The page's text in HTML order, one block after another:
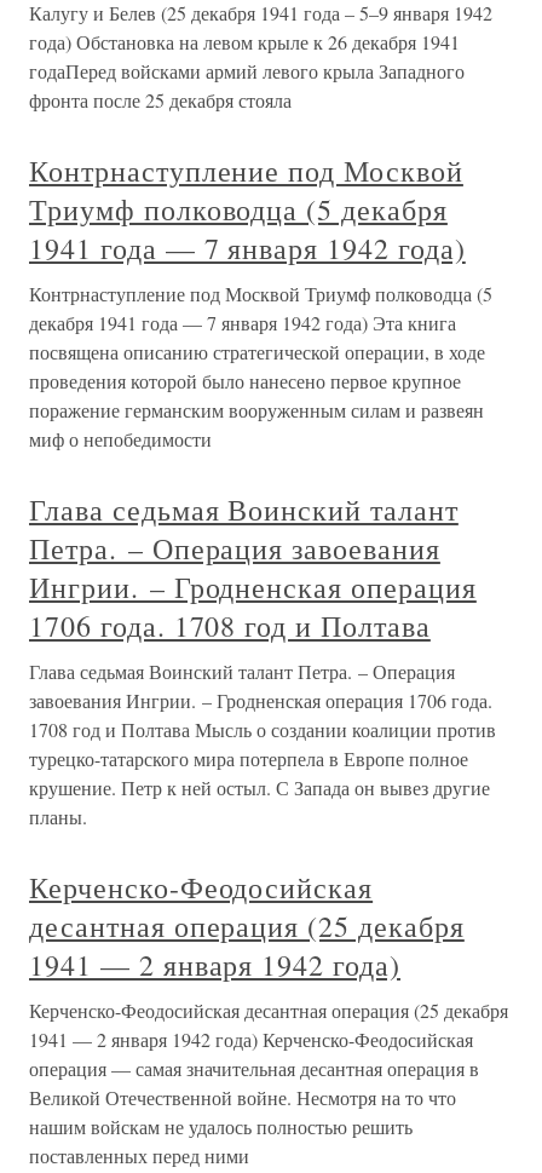
Калугу и Белев (25 декабря 1941 года – 5–9 января 1942
года) Обстановка на левом крыле к 26 декабря 1941
годаПеред войсками армий левого крыла Западного
фронта после 25 декабря стояла
Контрнаступление под Москвой
Триумф полководца (5 декабря
1941 года — 7 января 1942 года)
Контрнаступление под Москвой Триумф полководца (5
декабря 1941 года — 7 января 1942 года) Эта книга
посвящена описанию стратегической операции, в ходе
проведения которой было нанесено первое крупное
поражение германским вооруженным силам и развеян
миф о непобедимости
Глава седьмая Воинский талант
Петра. – Операция завоевания
Ингрии. – Гродненская операция
1706 года. 1708 год и Полтава
Глава седьмая Воинский талант Петра. – Операция
завоевания Ингрии. – Гродненская операция 1706 года.
1708 год и Полтава Мысль о создании коалиции против
турецко-татарского мира потерпела в Европе полное
крушение. Петр к ней остыл. С Запада он вывез другие
планы.
Керченско-Феодосийская
десантная операция (25 декабря
1941 — 2 января 1942 года)
Керченско-Феодосийская десантная операция (25 декабря
1941 — 2 января 1942 года) Керченско-Феодосийская
операция — самая значительная десантная операция в
Великой Отечественной войне. Несмотря на то что
нашим войскам не удалось полностью решить
поставленных перед ними